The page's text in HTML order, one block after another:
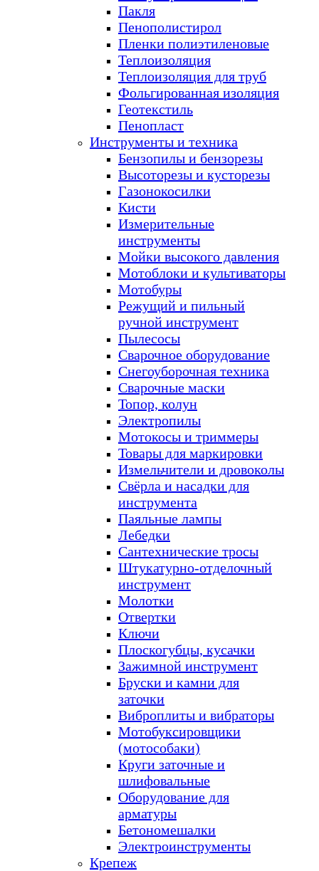
Пакля
Пенополистирол
Пленки полиэтиленовые
Теплоизоляция
Теплоизоляция для труб
Фольгированная изоляция
Геотекстиль
Пенопласт
Инструменты и техника
Бензопилы и бензорезы
Высоторезы и кусторезы
Газонокосилки
Кисти
Измерительные
инструменты
Мойки высокого давления
Мотоблоки и культиваторы
Мотобуры
Режущий и пильный
ручной инструмент
Пылесосы
Сварочное оборудование
Снегоуборочная техника
Сварочные маски
Топор, колун
Электропилы
Мотокосы и триммеры
Товары для маркировки
Измельчители и дровоколы
Свёрла и насадки для
инструмента
Паяльные лампы
Лебедки
Сантехнические тросы
Штукатурно-отделочный
инструмент
Молотки
Отвертки
Ключи
Плоскогубцы, кусачки
Зажимной инструмент
Бруски и камни для
заточки
Виброплиты и вибраторы
Мотобуксировщики
(мотособаки)
Круги заточные и
шлифовальные
Оборудование для
арматуры
Бетономешалки
Электроинструменты
Крепеж